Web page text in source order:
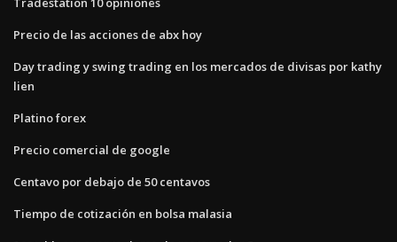
Precio de las acciones de abx hoy
Day trading y swing trading en los mercados de divisas por kathy
lien
Platino forex
Precio comercial de google
Centavo por debajo de 50 centavos
Tiempo de cotización en bolsa malasia